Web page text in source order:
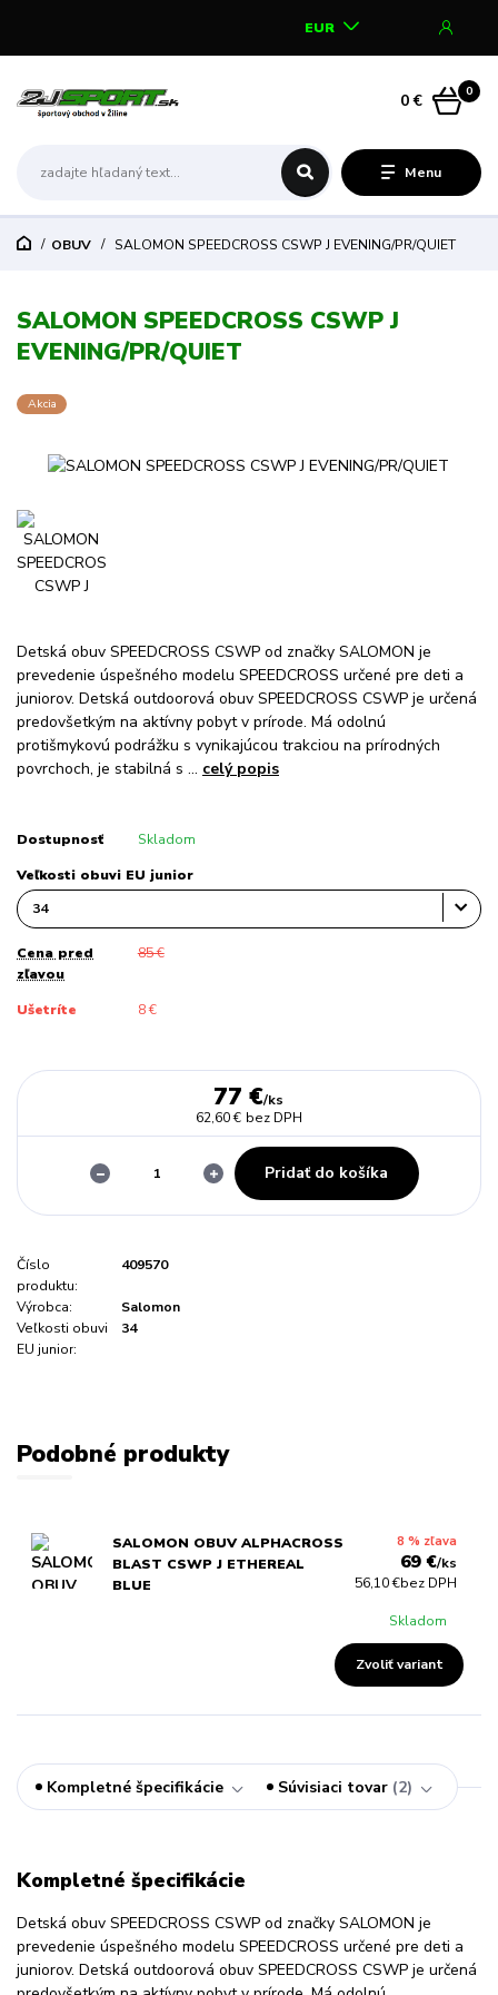
Menu
EUR
0
0 €
OBUV SALOMON SPEEDCROSS CSWP J EVENING/PR/QUIET
SALOMON SPEEDCROSS CSWP J
EVENING/PR/QUIET
Akcia
Detská obuv SPEEDCROSS CSWP od značky SALOMON je
prevedenie úspešného modelu SPEEDCROSS určené pre deti a
juniorov. Detská outdoorová obuv SPEEDCROSS CSWP je určená
predovšetkým na aktívny pobyt v prírode. Má odolnú
protišmykovú podrážku s vynikajúcou trakciou na prírodných
povrchoch, je stabilná s ... celý popis
Dostupnosť Skladom
Veľkosti obuvi EU junior
Cena pred
zľavou
85 €
Ušetríte 8 €
77 €/ks
62,60 € bez DPH
Pridať do košíka
Číslo
produktu:
409570
Výrobca:
Salomon
Veľkosti obuvi
EU junior:
34
Podobné produkty
SALOMON OBUV ALPHACROSS
BLAST CSWP J ETHEREAL
BLUE
8 % zľava
69 €/ks
56,10 €bez DPH
Skladom
Zvoliť variant
Kompletné špecifikácie Súvisiaci tovar 2
Kompletné špecifikácie
Detská obuv SPEEDCROSS CSWP od značky SALOMON je
prevedenie úspešného modelu SPEEDCROSS určené pre deti a
juniorov. Detská outdoorová obuv SPEEDCROSS CSWP je určená